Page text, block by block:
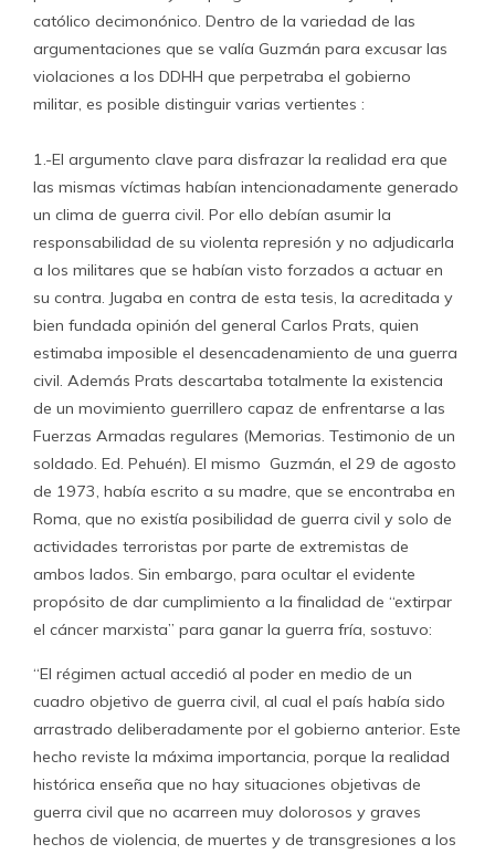
católico decimonónico. Dentro de la variedad de las
argumentaciones que se valía Guzmán para excusar las
violaciones a los DDHH que perpetraba el gobierno
militar, es posible distinguir varias vertientes :
1.-El argumento clave para disfrazar la realidad era que
las mismas víctimas habían intencionadamente generado
un clima de guerra civil. Por ello debían asumir la
responsabilidad de su violenta represión y no adjudicarla
a los militares que se habían visto forzados a actuar en
su contra. Jugaba en contra de esta tesis, la acreditada y
bien fundada opinión del general Carlos Prats, quien
estimaba imposible el desencadenamiento de una guerra
civil. Además Prats descartaba totalmente la existencia
de un movimiento guerrillero capaz de enfrentarse a las
Fuerzas Armadas regulares (Memorias. Testimonio de un
soldado. Ed. Pehuén). El mismo Guzmán, el 29 de agosto
de 1973, había escrito a su madre, que se encontraba en
Roma, que no existía posibilidad de guerra civil y solo de
actividades terroristas por parte de extremistas de
ambos lados. Sin embargo, para ocultar el evidente
propósito de dar cumplimiento a la finalidad de “extirpar
el cáncer marxista” para ganar la guerra fría, sostuvo:
“El régimen actual accedió al poder en medio de un
cuadro objetivo de guerra civil, al cual el país había sido
arrastrado deliberadamente por el gobierno anterior. Este
hecho reviste la máxima importancia, porque la realidad
histórica enseña que no hay situaciones objetivas de
guerra civil que no acarreen muy dolorosos y graves
hechos de violencia, de muertes y de transgresiones a los